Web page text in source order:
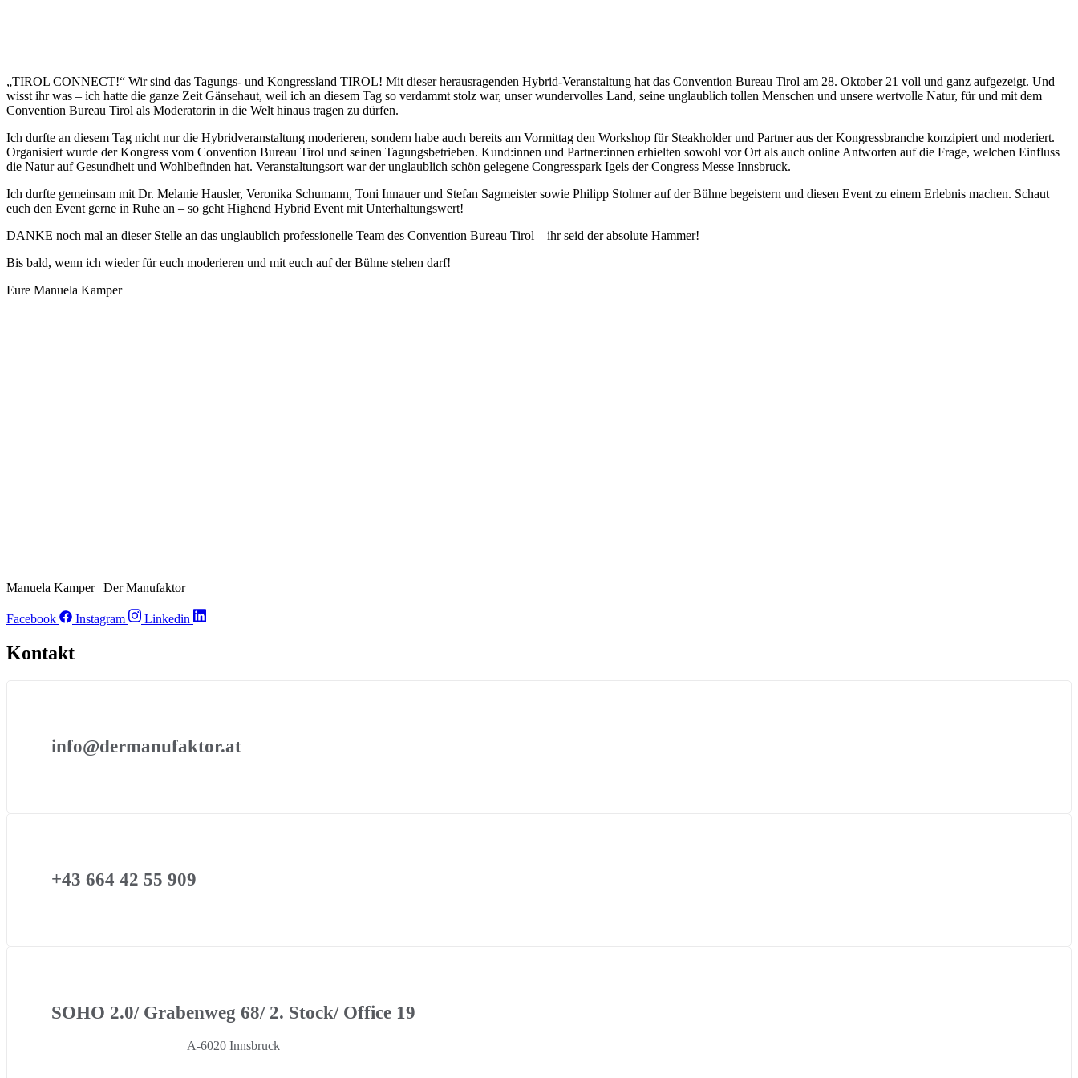
„TIROL CONNECT!“ Wir sind das Tagungs- und Kongressland TIROL! Mit dieser herausragenden Hybrid-Veranstaltung hat das Convention Bureau Tirol am 28. Oktober 21 voll und ganz aufgezeigt. Und
wisst ihr was – ich hatte die ganze Zeit Gänsehaut, weil ich an diesem Tag so verdammt stolz war, unser wundervolles Land, seine unglaublich tollen Menschen und unsere wertvolle Natur, für und mit dem
Convention Bureau Tirol als Moderatorin in die Welt hinaus tragen zu dürfen.
Ich durfte an diesem Tag nicht nur die Hybridveranstaltung moderieren, sondern habe auch bereits am Vormittag den Workshop für Steakholder und Partner aus der Kongressbranche konzipiert und moderiert.
Organisiert wurde der Kongress vom Convention Bureau Tirol und seinen Tagungsbetrieben. Kund:innen und Partner:innen erhielten sowohl vor Ort als auch online Antworten auf die Frage, welchen Einfluss
die Natur auf Gesundheit und Wohlbefinden hat. Veranstaltungsort war der unglaublich schön gelegene Congresspark Igels der Congress Messe Innsbruck.
Ich durfte gemeinsam mit Dr. Melanie Hausler, Veronika Schumann, Toni Innauer und Stefan Sagmeister sowie Philipp Stohner auf der Bühne begeistern und diesen Event zu einem Erlebnis machen. Schaut
euch den Event gerne in Ruhe an – so geht Highend Hybrid Event mit Unterhaltungswert!
DANKE noch mal an dieser Stelle an das unglaublich professionelle Team des Convention Bureau Tirol – ihr seid der absolute Hammer!
Bis bald, wenn ich wieder für euch moderieren und mit euch auf der Bühne stehen darf!
Eure Manuela Kamper
Manuela Kamper | Der Manufaktor
Facebook Instagram Linkedin
Kontakt
info@dermanufaktor.at
+43 664 42 55 909
SOHO 2.0/ Grabenweg 68/ 2. Stock/ Office 19
A-6020 Innsbruck